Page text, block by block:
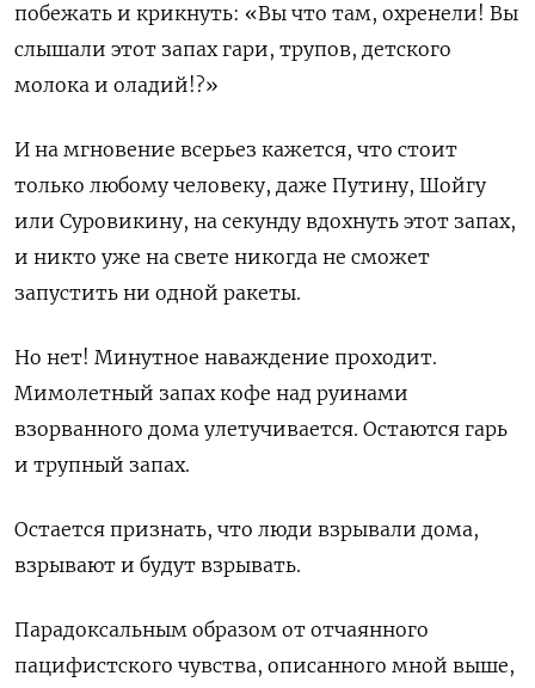
побежать и крикнуть: «Вы что там, охренели! Вы
слышали этот запах гари, трупов, детского
молока и оладий!?»
И на мгновение всерьез кажется, что стоит
только любому человеку, даже Путину, Шойгу
или Суровикину, на секунду вдохнуть этот запах,
и никто уже на свете никогда не сможет
запустить ни одной ракеты.
Но нет! Минутное наваждение проходит.
Мимолетный запах кофе над руинами
взорванного дома улетучивается. Остаются гарь
и трупный запах.
Остается признать, что люди взрывали дома,
взрывают и будут взрывать.
Парадоксальным образом от отчаянного
пацифистского чувства, описанного мной выше,